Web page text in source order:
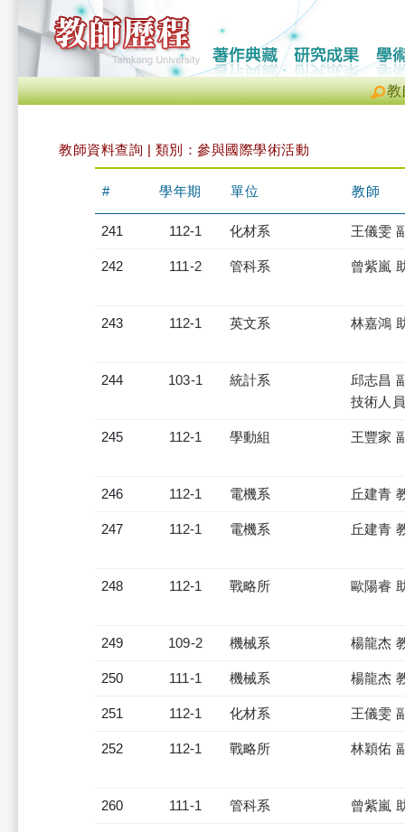
教
教師資料查詢 | 類別：參與國際學術活動
# 學年期 單位 教師
241 112-1 化材系 王儀雯
242 111-2 管科系 曾紫嵐
243 112-1 英文系 林嘉鴻
244 103-1 統計系
邱志昌
技術人員
245 112-1 學動組 王豐家
246 112-1 電機系 丘建青
247 112-1 電機系 丘建青
248 112-1 戰略所 歐陽睿
249 109-2 機械系 楊龍杰
250 111-1 機械系 楊龍杰
251 112-1 化材系 王儀雯
252 112-1 戰略所 林穎佑
260 111-1 管科系 曾紫嵐